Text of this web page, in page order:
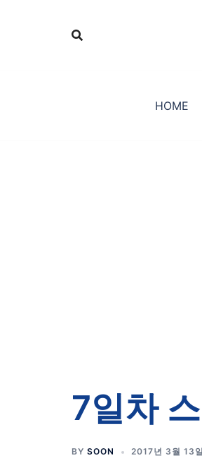
HOME
7일차
BY SOON 2017년 3월 13일